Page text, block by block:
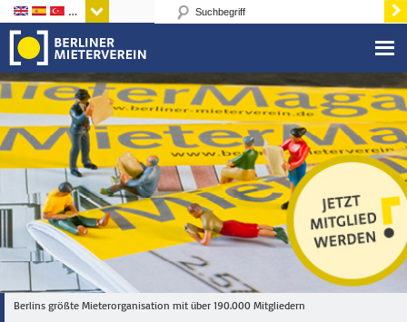
Sprachen
Berlins größte Mieterorganisation mit über 190.000 Mitgliedern